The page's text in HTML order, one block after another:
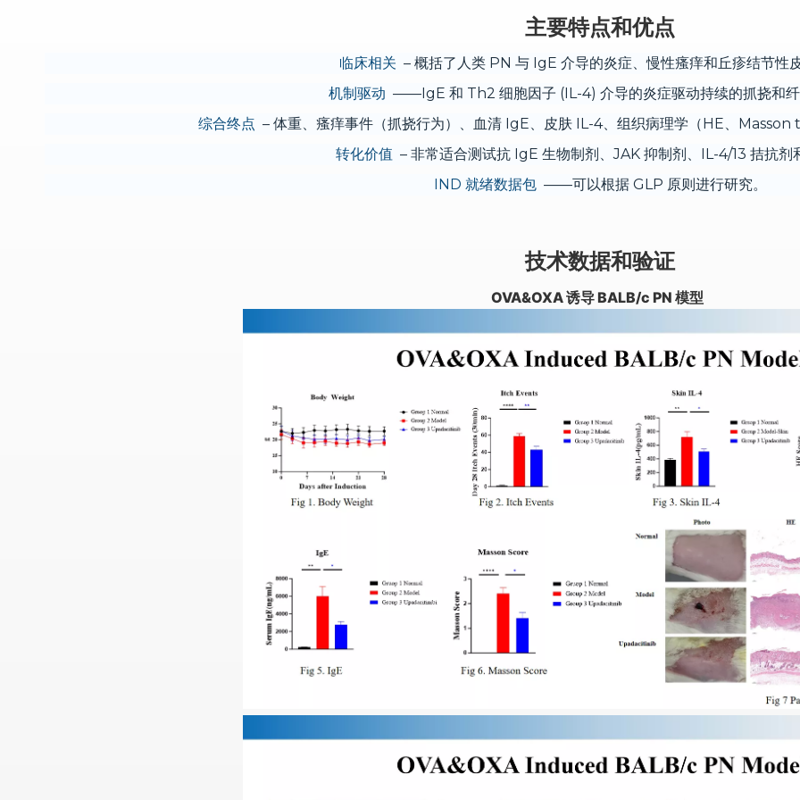
主要特点和优点
临床相关 – 概括了人类 PN 与 IgE 介导的炎症、慢性瘙痒和丘疹结节性皮
机制驱动 ——IgE 和 Th2 细胞因子 (IL-4) 介导的炎症驱动持续的抓挠和纤
综合终点 – 体重、瘙痒事件（抓挠行为）、血清 IgE、皮肤 IL-4、组织病理学（HE、Masson
转化价值 – 非常适合测试抗 IgE 生物制剂、JAK 抑制剂、IL-4/13 拮抗剂
IND 就绪数据包——可以根据 GLP 原则进行研究。
技术数据和验证
OVA&OXA 诱导 BALB/c PN 模型